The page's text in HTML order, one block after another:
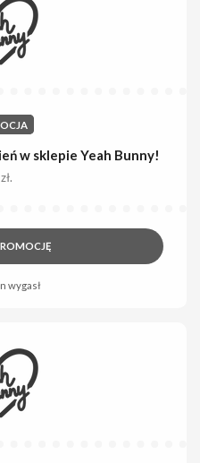
w sklepie Yeah Bunny!
wygasł